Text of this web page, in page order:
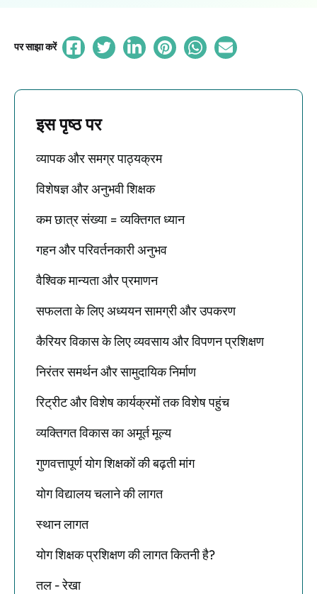
पर साझा करें
इस पृष्ठ पर
व्यापक और समग्र पाठ्यक्रम
विशेषज्ञ और अनुभवी शिक्षक
कम छात्र संख्या = व्यक्तिगत ध्यान
गहन और परिवर्तनकारी अनुभव
वैश्विक मान्यता और प्रमाणन
सफलता के लिए अध्ययन सामग्री और उपकरण
कैरियर विकास के लिए व्यवसाय और विपणन प्रशिक्षण
निरंतर समर्थन और सामुदायिक निर्माण
रिट्रीट और विशेष कार्यक्रमों तक विशेष पहुंच
व्यक्तिगत विकास का अमूर्त मूल्य
गुणवत्तापूर्ण योग शिक्षकों की बढ़ती मांग
योग विद्यालय चलाने की लागत
स्थान लागत
योग शिक्षक प्रशिक्षण की लागत कितनी है?
तल - रेखा